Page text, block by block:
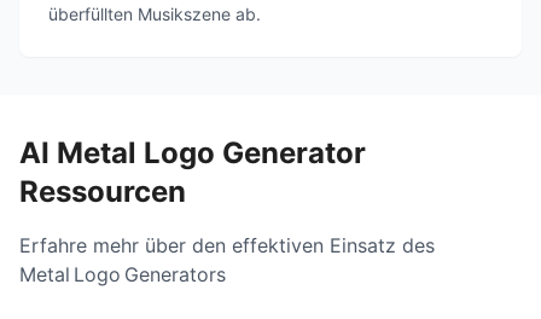
überfüllten Musikszene ab.
AI Metal Logo Generator
Ressourcen
Erfahre mehr über den effektiven Einsatz des
Metal Logo Generators